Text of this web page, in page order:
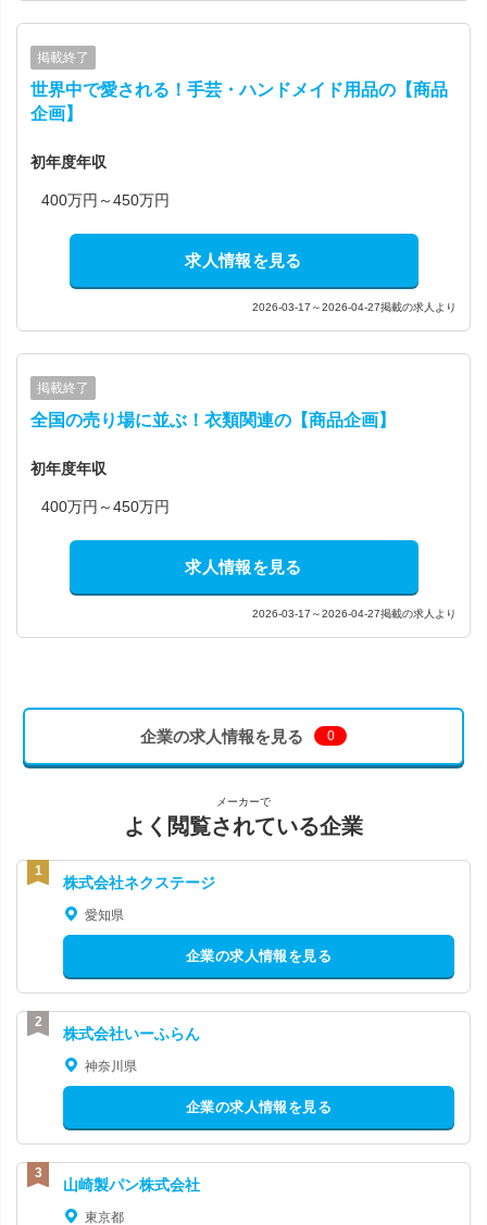
掲載終了
世界中で愛される！手芸・ハンドメイド用品の【商品
企画】
初年度年収
400万円～450万円
求人情報を見る
2026-03-17～2026-04-27掲載の求人より
掲載終了
全国の売り場に並ぶ！衣類関連の【商品企画】
初年度年収
400万円～450万円
求人情報を見る
2026-03-17～2026-04-27掲載の求人より
企業の求人情報を見る 0
メーカーで
よく閲覧されている企業
株式会社ネクステージ
愛知県
企業の求人情報を見る
株式会社いーふらん
神奈川県
企業の求人情報を見る
山崎製パン株式会社
東京都